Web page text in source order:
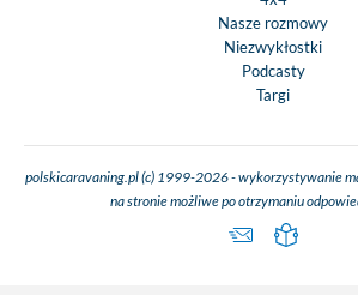
Nasze rozmowy
Niezwykłostki
Podcasty
Targi
polskicaravaning.pl (c) 1999-2026 - wykorzystywanie
na stronie możliwe po otrzymaniu